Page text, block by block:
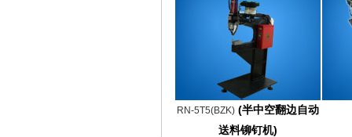
RN-5T5(BZK) (半中空翻边自动
送料铆钉机)